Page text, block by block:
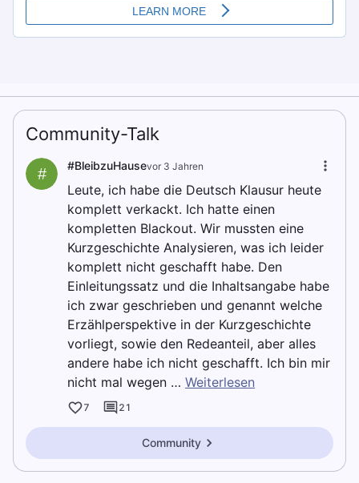
Community-Talk
# #BleibzuHausevor 3 Jahren
Leute, ich habe die Deutsch Klausur heute
komplett verkackt. Ich hatte einen
kompletten Blackout. Wir mussten eine
Kurzgeschichte Analysieren, was ich leider
komplett nicht geschafft habe. Den
Einleitungssatz und die Inhaltsangabe habe
ich zwar geschrieben und genannt welche
Erzählperspektive in der Kurzgeschichte
vorliegt, sowie den Redeanteil, aber alles
andere habe ich nicht geschafft. Ich bin mir
nicht mal wegen … Weiterlesen
7 21
Community